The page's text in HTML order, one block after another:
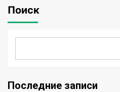
Поиск
Последние записи